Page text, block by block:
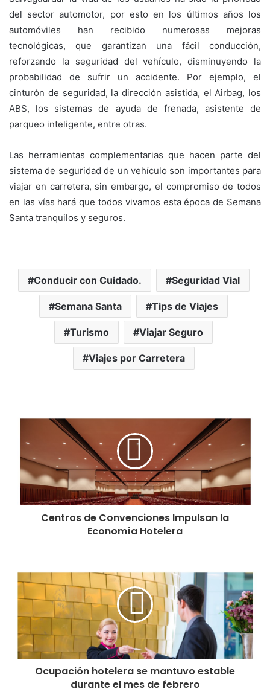
del sector automotor, por esto en los últimos años los
automóviles han recibido numerosas mejoras
tecnológicas, que garantizan una fácil conducción,
reforzando la seguridad del vehículo, disminuyendo la
probabilidad de sufrir un accidente. Por ejemplo, el
cinturón de seguridad, la dirección asistida, el Airbag, los
ABS, los sistemas de ayuda de frenada, asistente de
parqueo inteligente, entre otras.
Las herramientas complementarias que hacen parte del
sistema de seguridad de un vehículo son importantes para
viajar en carretera, sin embargo, el compromiso de todos
en las vías hará que todos vivamos esta época de Semana
Santa tranquilos y seguros.
Conducir con Cuidado. Seguridad Vial
Semana Santa Tips de Viajes
Turismo Viajar Seguro
Viajes por Carretera
Centros de Convenciones Impulsan la
Economía Hotelera
Ocupación hotelera se mantuvo estable
durante el mes de febrero